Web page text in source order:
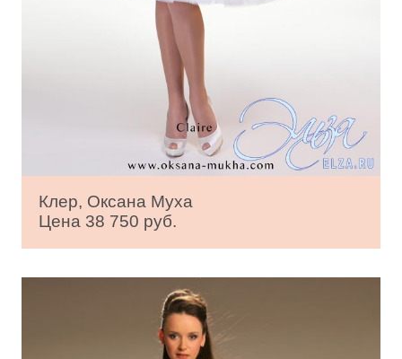
Клер, Оксана Муха
Цена 38 750 руб.